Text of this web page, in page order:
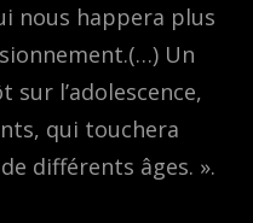
nous happera plus
Un
l’adolescence,
qui touchera
différents âges. ».